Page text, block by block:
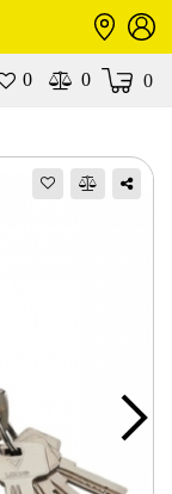
0 0 0